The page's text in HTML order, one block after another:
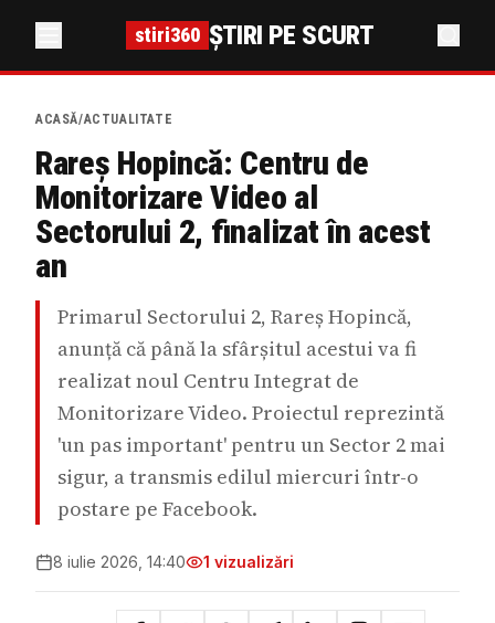
stiri360 ȘTIRI PE SCURT
ACASĂ/ACTUALITATE
Rareș Hopincă: Centru de
Monitorizare Video al
Sectorului 2, finalizat în acest
an
Primarul Sectorului 2, Rareș Hopincă,
anunță că până la sfârșitul acestui va fi
realizat noul Centru Integrat de
Monitorizare Video. Proiectul reprezintă
'un pas important' pentru un Sector 2 mai
sigur, a transmis edilul miercuri într-o
postare pe Facebook.
8 iulie 2026, 14:40 1 vizualizări